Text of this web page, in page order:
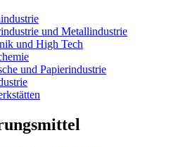
und Metallindustrie
und High Tech
und Papierindustrie